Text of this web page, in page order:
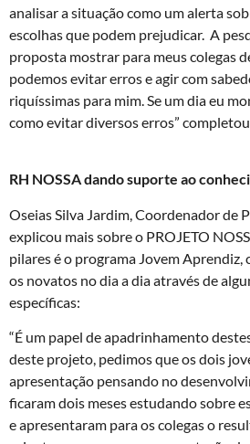
analisar a situação como um alerta
escolhas que podem prejudicar. A
proposta mostrar para meus colegas
podemos evitar erros e agir com
riquíssimas para mim. Se um dia eu
como evitar diversos erros”
RH NOSSA dando suporte ao
Oseias Silva Jardim , Coordenador de
explicou mais sobre o PROJETO
pilares é o programa Jovem
os novatos no dia a dia através de
específicas:
“É um papel de apadrinhamento
deste projeto, pedimos que os dois
apresentação pensando no
ficaram dois meses estudando sobre
e apresentaram para os colegas o